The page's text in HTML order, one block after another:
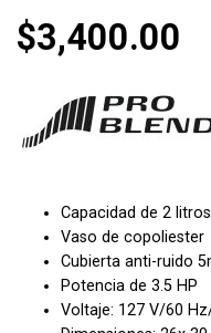
$3,400.00
Capacidad de 2 litros
Vaso de copoliester
Cubierta anti-ruido
Potencia de 3.5 HP
Voltaje: 127 V/60